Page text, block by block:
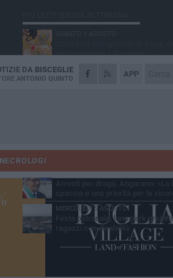
APP
DA BISCEGLIE
ANTONIO QUINTO
NECROLOGI
dei carabinieri a Bisceglie
MARTEDÌ 4 AGOSTO
Emergenza caldo, il Comune di
Due auto incendiate nella notte in
SABATO 1 AGOSTO
MERCOLEDÌ 5 AGOSTO
Festa patronale, luna park gratuito
ragazzi con disabilità